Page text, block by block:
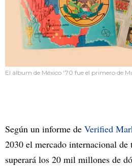
El álbum de México '70 fue el primero de
Según un informe de Verified
2030 el mercado internacional de
superará los 20 mil millones de